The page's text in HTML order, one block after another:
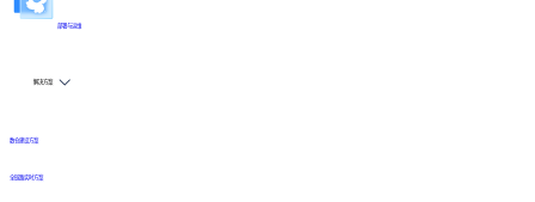
部署与运维
解决方案
数仓建设方案
全链路实时方案